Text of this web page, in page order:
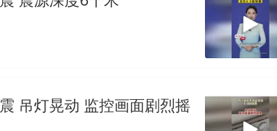
吊灯晃动 监控画面剧烈摇